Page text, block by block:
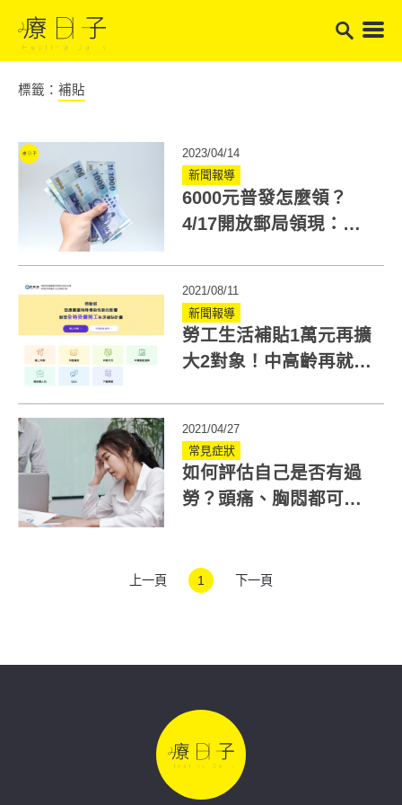
標籤： 補貼
2023/04/14
新聞報導
6000元普發怎麼領？
4/17開放郵局領現：身
2021/08/11
新聞報導
勞工生活補貼1萬元再擴
大2對象！中高齡再就業
2021/04/27
常見症狀
如何評估自己是否有過
勞？頭痛、胸悶都可能
上一頁 1 下一頁